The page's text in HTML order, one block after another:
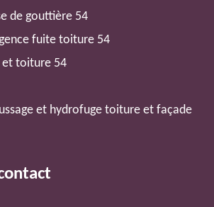
de gouttière 54
fuite toiture 54
et toiture 54
et hydrofuge toiture et façade